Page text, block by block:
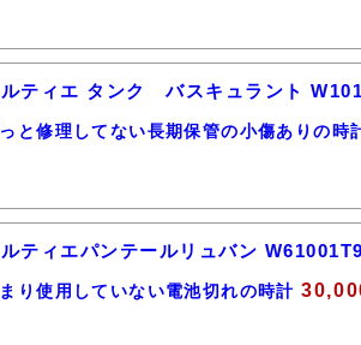
ルティエ タンク バスキュラント
と修理してない長期保管の小傷ありの時
ティエパンテールリュバン
り使用していない電池切れの時計